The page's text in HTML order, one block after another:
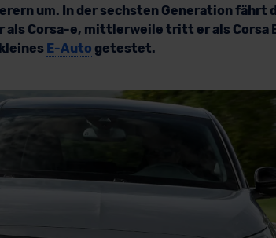
um. In der sechsten Generation fährt
Corsa-e, mittlerweile tritt er als Corsa
E-Auto getestet.